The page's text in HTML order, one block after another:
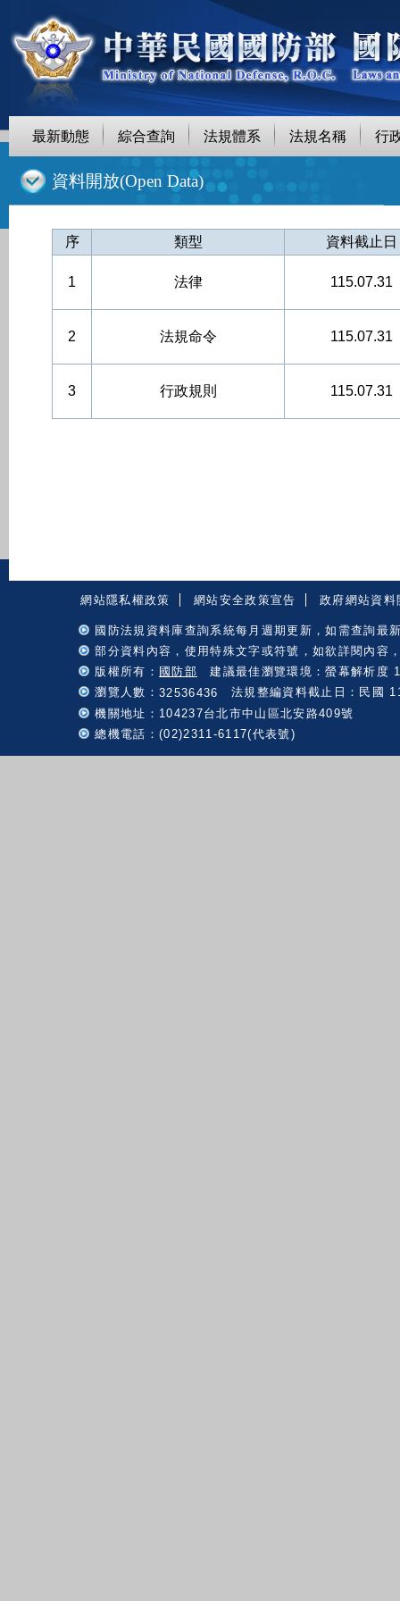
最新動態 綜合查詢 法規體系 法規名稱 行
資料開放(Open Data)
序 類型 資料截止日
1 法律 115.07.31
2 法規命令 115.07.31
3 行政規則 115.07.31
網站隱私權政策 網站安全政策宣告 政府網站資料
國防法規資料庫查詢系統每月週期更新，如需查詢最
部分資料內容，使用特殊文字或符號，如欲詳閱內容
版權所有： 國防部 建議最佳瀏覽環境：螢幕解析度
瀏覽人數：32536436
法規整編資料截止日：民國
機關地址：104237台北市中山區北安路409號
總機電話：(02)2311-6117(代表號)